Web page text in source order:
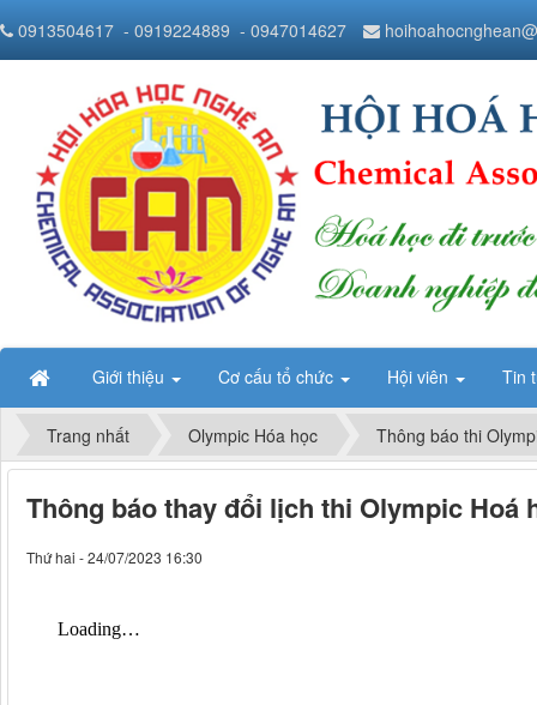
0913504617 - 0919224889 - 0947014627
Giới thiệu Cơ cấu tổ chức Hội viên Tin
Trang nhất Olympic Hóa học Thông báo thi
Thông báo thay đổi lịch thi Olympic Hoá
Thứ hai - 24/07/2023 16:30